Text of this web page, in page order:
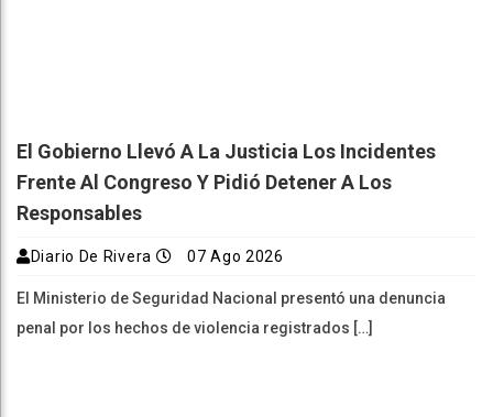
El Gobierno Llevó A La Justicia Los Incidentes
Frente Al Congreso Y Pidió Detener A Los
Responsables
Diario De Rivera 07 Ago 2026
El Ministerio de Seguridad Nacional presentó una denuncia
penal por los hechos de violencia registrados […]